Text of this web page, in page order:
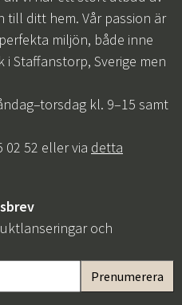
till ditt hem. Vår passion är
miljön, både inne
i Staffanstorp, Sverige men
kl. 9–15 samt
02 52 eller via detta
och